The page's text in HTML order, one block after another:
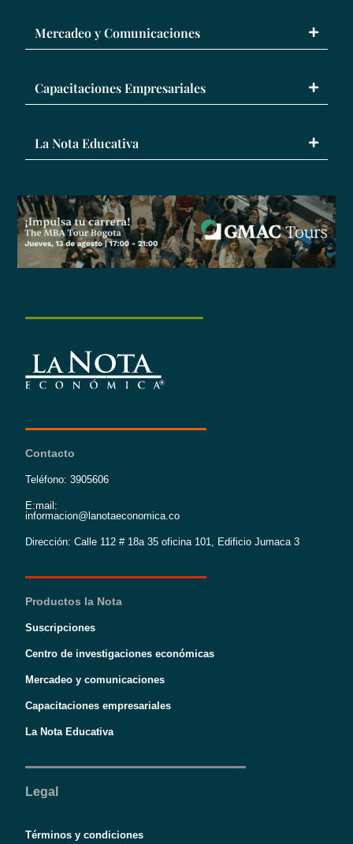
Mercadeo y Comunicaciones
Capacitaciones Empresariales
La Nota Educativa
Contacto
Teléfono: 3905606
E:mail:
informacion@lanotaeconomica.co
Dirección: Calle 112 # 18a 35 oficina 101, Edificio Jumaca 3
Productos la Nota
Suscripciones
Centro de investigaciones económicas
Mercadeo y comunicaciones
Capacitaciones empresariales
La Nota Educativa
Legal
Términos y condiciones